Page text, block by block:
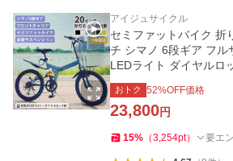
アイジュサイクル
セミファットバイク 折
チ シマノ 6段ギア フル
LEDライト ダイヤルロ
レゼント [EB300]
おトク 52%OFF価格
23,800円
15% （3,254pt） 要エ